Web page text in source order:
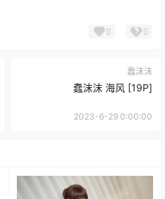
0 0
蠢沫沫
蠢沫沫 海风 [19P]
2023-6-29 0:00:00